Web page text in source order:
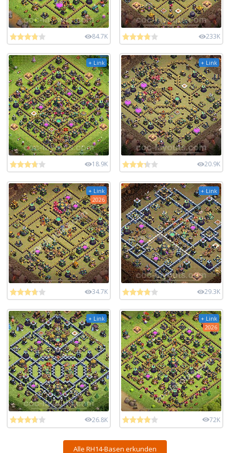
84.7K 233K
+ Link
18.9K
+ Link
20.9K
+ Link
2026
34.7K
+ Link
29.3K
+ Link
26.8K
+ Link
2026
72K
Alle RH14-Basen erkunden